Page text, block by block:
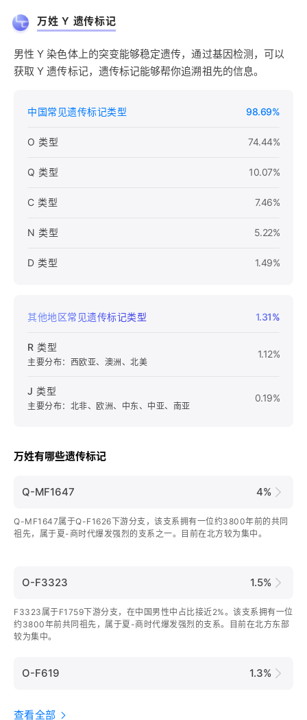
万姓 Y 遗传标记
男性 Y 染色体上的突变能够稳定遗传，通过基因检测，可以
获取 Y 遗传标记，遗传标记能够帮你追溯祖先的信息。
其他地区常见遗传标记类型 1.31%
R 类型
主要分布：西欧亚、澳洲、北美
1.12%
J 类型
主要分布：北非、欧洲、中东、中亚、南亚
0.19%
中国常见遗传标记类型 98.69%
O 类型 74.44%
Q 类型 10.07%
C 类型 7.46%
N 类型 5.22%
D 类型 1.49%
万姓有哪些遗传标记
Q-MF1647 4%
Q-MF1647属于Q-F1626下游分支，该支系拥有一位约3800年前的共同
祖先，属于夏-商时代爆发强烈的支系之一。目前在北方较为集中。
O-F3323 1.5%
F3323属于F1759下游分支，在中国男性中占比接近2%。该支系拥有一位
约3800年前共同祖先，属于夏-商时代爆发强烈的支系。目前在北方东部
较为集中。
O-F619 1.3%
查看全部